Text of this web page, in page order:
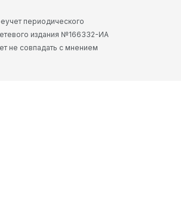
периодического
издания №166332-ИА
не совпадать с мнением